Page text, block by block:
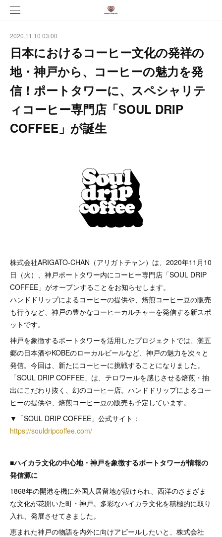
2020.11.10 03:00
日本におけるコーヒー文化の発祥の
地・神戸から、コーヒーの魅力を発
信！ポートタワーに、スペシャリテ
ィコーヒー専門店「SOUL DRIP
COFFEE」が誕生
株式会社ARIGATO-CHAN（アリガトチャン）は、2020年11月10
日（火）、神戸ポートタワー内にコーヒー専門店「SOUL DRIP
COFFEE」がオープンすることをお知らせします。
ハンドドリップによるコーヒーの提供や、焙煎コーヒー豆の販売
も行うなど、神戸の豊かなコーヒーカルチャーを発信する新スポ
ットです。
神戸を象徴するポートタワーを活用したプロジェクトでは、灘五
郷の日本酒やKOBEのローカルビールなど、神戸の魅力を次々と
発信。今回は、新たにコーヒーに挑戦することになりました。
「SOUL DRIP COFFEE」は、テロワールを感じさせる焙煎・抽
出にこだわり抜く、幻のコーヒー店。ハンドドリップによるコー
ヒーの提供や、焙煎コーヒー豆の販売も予定しています。
▼「SOUL DRIP COFFEE」公式サイト：
https://souldripcoffee.com/
■ハイカラ文化の中心地・神戸を象徴するポートタワーが情報の
発信源に
1868年の開港を機に外国人居留地が設けられ、西洋のさまざま
な文化が花開いた町・神戸。多彩なハイカラ文化を積極的に取り
入れ、発展させてきました。
恵まれた神戸の物語を内外に向けアピールしたいと、株式会社